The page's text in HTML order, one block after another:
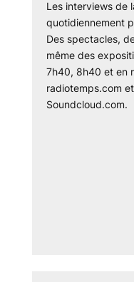
Les interviews de
quotidiennement
Des spectacles,
même des
7h40, 8h40 et en
radiotemps.com
Soundcloud.com.